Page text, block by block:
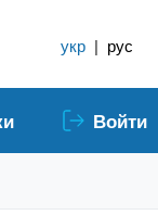
укр | рус
Войти